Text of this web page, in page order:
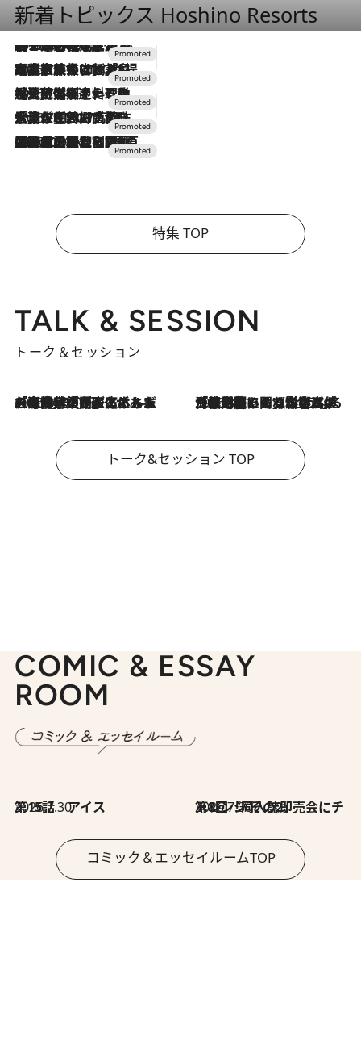
新着トピックス Hoshino Resorts
2026.8.7
【トンボの足水浴】ヒノキの香りに包まれて涼感マックス！約13℃の湧水かけ流しを避暑地「星野温泉 トンボの湯」で体験
2026.7.31
【ホテル帰省】という選択肢をOMOが提案。家族とほどよい距離を保つには「昼は実家、夜は気兼ねなくホテルで！」
2026.7.24
【夏限定ディナーコース】旬を迎える稚鮎や花ズッキーニなどをイタリア・トスカーナの郷土料理の手法で満喫！
2026.7.17
「土佐和ハーブかき氷」がOMO7高知に登場！生姜、山椒、大葉など目にも舌にも涼を呼ぶ郷土の味
2026.7.10
NEW OPEN！【界 草津】名湯の地に誕生。趣の異なる2種の温泉と上州ならではの会席・蕎麦割烹など美食を味わう究極の癒やし旅
特集 TOP
TALK & SESSION
トーク＆セッション
2026.8.3
「今後値上げがあるとすれば…」「リスクがあるのは今年の冬」エネルギー専門家が語る、ホルムズ海峡封鎖が家庭にもたらす“ある心配” 2026.8.3
「住宅建てられない…」「サーチャージ料の高値が続いている」ホルムズ海峡封鎖による影響はいつまで続く？《エネルギー専門家に聞く“どうなる日本の暮らし”》
トーク&セッション TOP
COMIC & ESSAY
ROOM
2026.7.30
第15話 アイス 2026.7.30
第8回「同人誌即売会にチャレンジ その2」
コミック＆エッセイルームTOP